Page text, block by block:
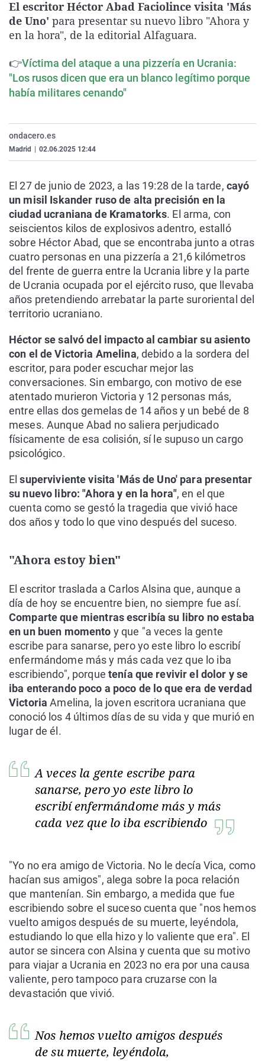
La rosa de los vientos
Gente viajera
Caso
Retornados
Operación Viuda
Extremadura
Galicia
Navarra
Virales
Televisión
El escritor Héctor Abad Faciolince visita 'Más
de Uno' para presentar su nuevo libro "Ahora y
en la hora", de la editorial Alfaguara.
👉Víctima del ataque a una pizzería en Ucrania:
"Los rusos dicen que era un blanco legítimo porque
había militares cenando"
ondacero.es
Madrid 02.06.2025 12:44
El 27 de junio de 2023, a las 19:28 de la tarde, cayó
un misil Iskander ruso de alta precisión en la
ciudad ucraniana de Kramatorks. El arma, con
seiscientos kilos de explosivos adentro, estalló
sobre Héctor Abad, que se encontraba junto a otras
cuatro personas en una pizzería a 21,6 kilómetros
del frente de guerra entre la Ucrania libre y la parte
de Ucrania ocupada por el ejército ruso, que llevaba
años pretendiendo arrebatar la parte suroriental del
territorio ucraniano.
Héctor se salvó del impacto al cambiar su asiento
con el de Victoria Amelina, debido a la sordera del
escritor, para poder escuchar mejor las
conversaciones. Sin embargo, con motivo de ese
atentado murieron Victoria y 12 personas más,
entre ellas dos gemelas de 14 años y un bebé de 8
meses. Aunque Abad no saliera perjudicado
físicamente de esa colisión, sí le supuso un cargo
psicológico.
Elsuperviviente visita 'Más de Uno' para presentar
su nuevo libro: "Ahora y en la hora", en el que
cuenta como se gestó la tragedia que vivió hace
dos años y todo lo que vino después del suceso.
"Ahora estoy bien"
El escritor traslada a Carlos Alsina que, aunque a
día de hoy se encuentre bien, no siempre fue así.
Comparte que mientras escribía su libro no estaba
en un buen momento y que "a veces la gente
escribe para sanarse, pero yo este libro lo escribí
enfermándome más y más cada vez que lo iba
escribiendo", porque tenía que revivir el dolor y se
iba enterando poco a poco de lo que era de verdad
VictoriaAmelina, la joven escritora ucraniana que
conoció los 4 últimos días de su vida y que murió en
lugar de él.
A veces la gente escribe para
sanarse, pero yo este libro lo
escribí enfermándome más y más
cada vez que lo iba escribiendo
"Yo no era amigo de Victoria. No le decía Vica, como
hacían sus amigos", alega sobre la poca relación
que mantenían. Sin embargo, a medida que fue
escribiendo sobre el suceso cuenta que "nos hemos
vuelto amigos después de su muerte, leyéndola,
estudiando lo que ella hizo y lo valiente que era". El
autor se sincera con Alsina y cuenta que su motivo
para viajar a Ucrania en 2023 no era por una causa
valiente, pero tampoco para cruzarse con la
devastación que vivió.
Nos hemos vuelto amigos después
de su muerte, leyéndola,